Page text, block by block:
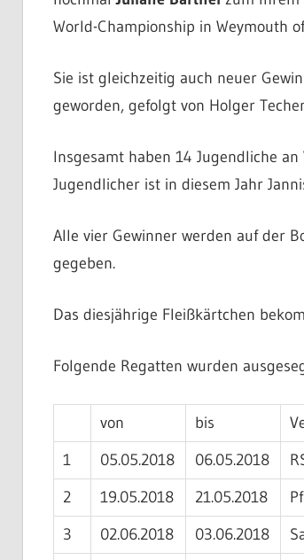
World-Championship in Weymouth
Sie ist gleichzeitig auch neuer
geworden, gefolgt von Holger
Insgesamt haben 14 Jugendliche
Jugendlicher ist in diesem Jahr
Alle vier Gewinner werden auf der
gegeben.
Das diesjährige Fleißkärtchen
Folgende Regatten wurden
von bis
1
05.05.2018 06.05.2018
2
19.05.2018 21.05.2018
3
02.06.2018 03.06.2018